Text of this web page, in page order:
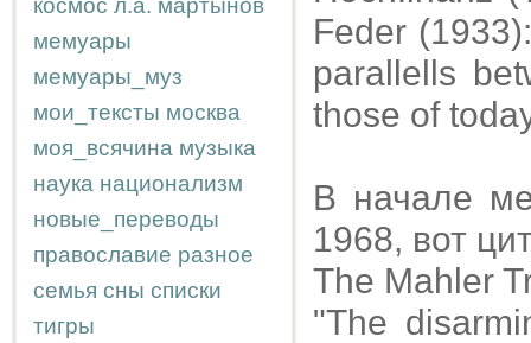
космос л.а. мартынов
мемуары
мемуары_муз
мои_тексты москва
моя_всячина музыка
наука национализм
новые_переводы
православие разное
семья сны списки
тигры
Feder
parallells
those of
В начале
1968, вот
The Mahler
"The